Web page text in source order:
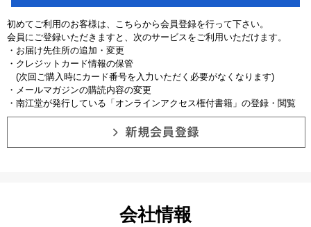
初めてご利用のお客様は、こちらから会員登録を行って下さい。
会員にご登録いただきますと、次のサービスをご利用いただけます。
・お届け先住所の追加・変更
・クレジットカード情報の保管
(次回ご購入時にカード番号を入力いただく必要がなくなります)
・メールマガジンの購読内容の変更
・南江堂が発行している「オンラインアクセス権付書籍」の登録・閲覧
会社情報